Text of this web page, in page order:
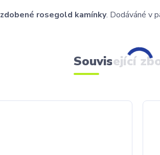
zdobené rosegold kamínky. Dodáváné v
Související